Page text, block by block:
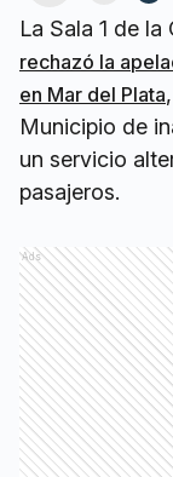
La Sala 1 de
rechazó la
en Mar del Plata
Municipio de
un servicio
pasajeros.
Ads